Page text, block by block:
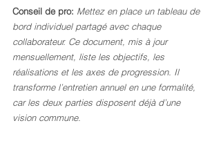
Conseil de pro: Mettez en place un tableau de
bord individuel partagé avec chaque
collaborateur. Ce document, mis à jour
mensuellement, liste les objectifs, les
réalisations et les axes de progression. Il
transforme l’entretien annuel en une formalité,
car les deux parties disposent déjà d’une
vision commune.